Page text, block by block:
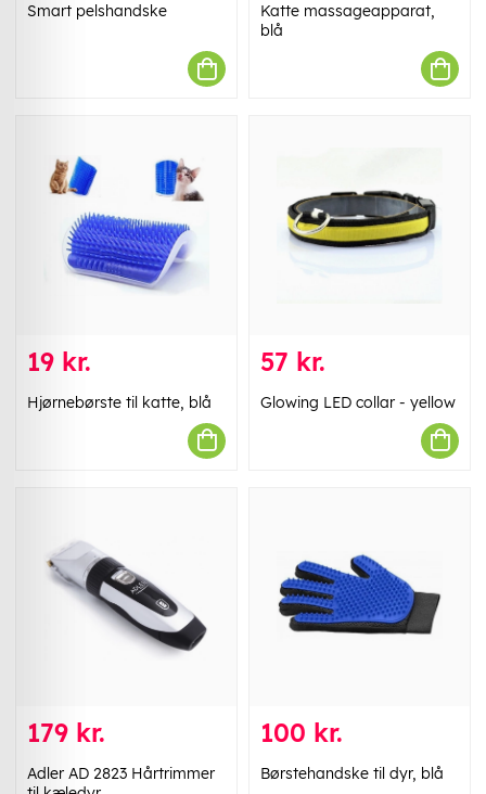
Smart pelshandske
Katte massageapparat,
blå
19 kr.
Hjørnebørste til katte, blå
57 kr.
Glowing LED collar - yellow
179 kr.
Adler AD 2823 Hårtrimmer
100 kr.
Børstehandske til dyr, blå